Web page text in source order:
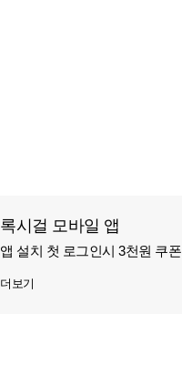
록시걸 모바일 앱
앱 설치 첫 로그인시 3천원 쿠폰
더보기